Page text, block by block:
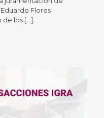
Flores
de los […]